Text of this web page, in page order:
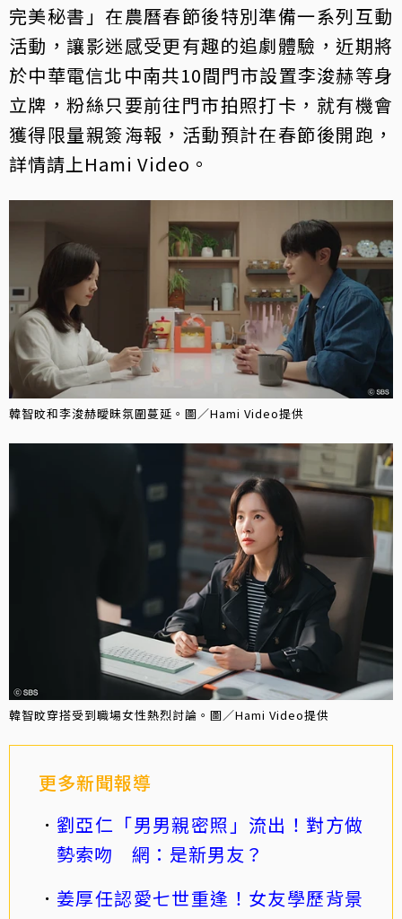
完美秘書」在農曆春節後特別準備一系列互動
活動，讓影迷感受更有趣的追劇體驗，近期將
於中華電信北中南共10間門市設置李浚赫等身
立牌，粉絲只要前往門市拍照打卡，就有機會
獲得限量親簽海報，活動預計在春節後開跑，
詳情請上Hami Video。
韓智旼和李浚赫曖昧氛圍蔓延。圖／Hami Video提供
韓智旼穿搭受到職場女性熱烈討論。圖／Hami Video提供
更多新聞報導
劉亞仁「男男親密照」流出！對方做
勢索吻 網：是新男友？
姜厚任認愛七世重逢！女友學歷背景